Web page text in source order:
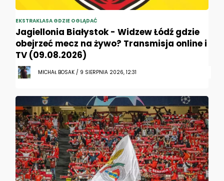
EKSTRAKLASA GDZIE OGLĄDAĆ
Jagiellonia Białystok - Widzew Łódź gdzie
obejrzeć mecz na żywo? Transmisja online i
TV (09.08.2026)
MICHAŁ BOSAK / 9 SIERPNIA 2026, 12:31